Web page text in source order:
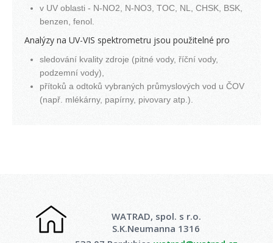
v UV oblasti - N-NO2, N-NO3, TOC, NL, CHSK, BSK,
benzen, fenol.
Analýzy na UV-VIS spektrometru jsou použitelné pro
sledování kvality zdroje (pitné vody, říční vody,
podzemní vody),
přítoků a odtoků vybraných průmyslových vod u ČOV
(např. mlékárny, papírny, pivovary atp.).
WATRAD, spol. s r.o.
S.K.Neumanna 1316